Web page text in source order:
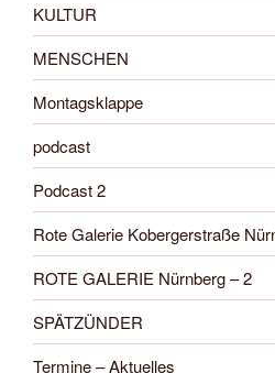
KULTUR
MENSCHEN
Montagsklappe
podcast
Podcast 2
Rote Galerie Kobergerstraße
ROTE GALERIE Nürnberg – 2
SPÄTZÜNDER
Termine – Aktuelles